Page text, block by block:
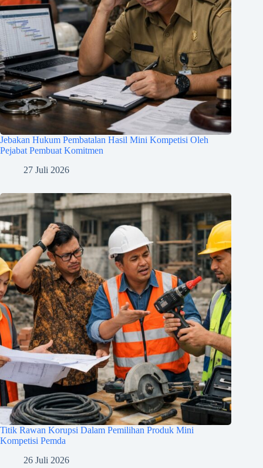
Jebakan Hukum Pembatalan Hasil Mini Kompetisi Oleh
Pejabat Pembuat Komitmen
27 Juli 2026
Titik Rawan Korupsi Dalam Pemilihan Produk Mini
Kompetisi Pemda
26 Juli 2026